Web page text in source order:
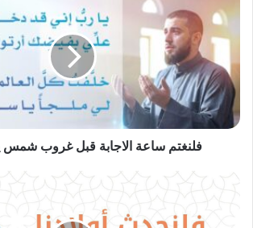
ساعة
الاجابة
قبل
شمس
يوم
الجمعة
فلنغتم ساعة الاجابة قبل غروب شمس